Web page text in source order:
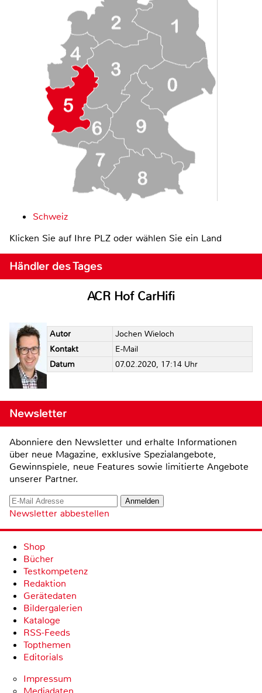
Schweiz
Klicken Sie auf Ihre PLZ oder wählen Sie ein Land
Händler des Tages
ACR Hof CarHifi
Autor
Jochen Wieloch
Kontakt
E-Mail
Datum
07.02.2020, 17:14 Uhr
Newsletter
Abonniere den Newsletter und erhalte Informationen
über neue Magazine, exklusive Spezialangebote,
Gewinnspiele, neue Features sowie limitierte Angebote
unserer Partner.
Newsletter abbestellen
Shop
Bücher
Testkompetenz
Redaktion
Gerätedaten
Bildergalerien
Kataloge
RSS-Feeds
Topthemen
Editorials
Impressum